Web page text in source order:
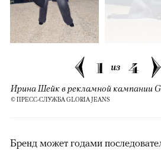
1 из 4
Ирина Шейк в рекламной кампании
© ПРЕСС-СЛУЖБА GLORIA JEANS
Бренд может годами